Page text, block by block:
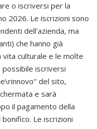
o iscriversi per la
2026. Le iscrizioni sono
dell'azienda, ma
che hanno già
culturale e le molte
iscriversi
del sito,
e sarà
il pagamento della
Le iscrizioni